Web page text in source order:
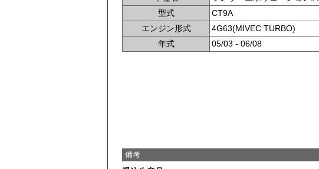
型式
CT9A
エンジン形式
4G63(MIVEC TURBO)
年式
05/03 - 06/08
備考